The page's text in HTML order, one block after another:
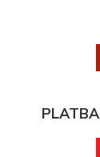
PLATBA